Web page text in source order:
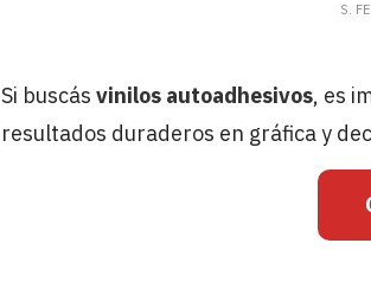
S.
Si buscás vinilos autoadhesivos, es
resultados duraderos en gráfica y